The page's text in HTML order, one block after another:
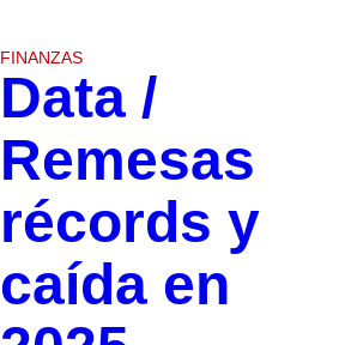
FINANZAS
Data /
Remesas
récords y
caída en